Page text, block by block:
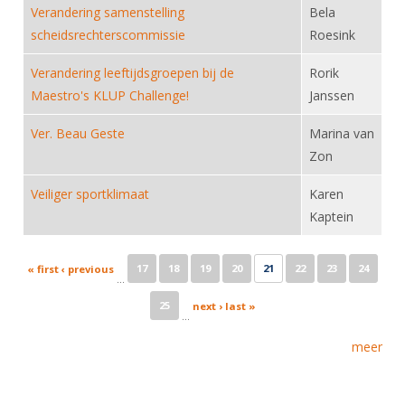
Verandering samenstelling
scheidsrechterscommissie
Bela
Roesink
Verandering leeftijdsgroepen bij de
Maestro's KLUP Challenge!
Rorik
Janssen
Ver. Beau Geste
Marina van
Zon
Veiliger sportklimaat
Karen
Kaptein
Pages
« first ‹ previous
…
17 18 19 20 21 22 23 24
25
…
next › last »
meer